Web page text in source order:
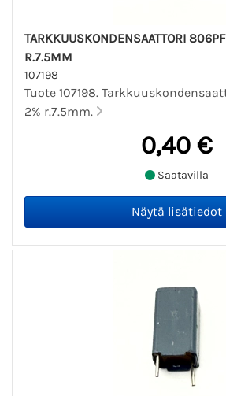
TARKKUUSKONDENSAATTORI
R.7.5MM
107198
Tuote 107198.
2% r.7.5mm.
0,40 €
Saatavilla